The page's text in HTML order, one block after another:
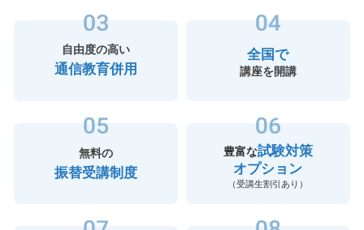
自由度の高い
通信教育併用
全国で
講座を開講
無料の
振替受講制度
豊富な試験対策
オプション
（受講生割引あり）